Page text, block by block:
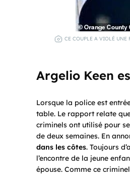
CE COUPLE A VIOLÉ UNE
Argelio Keen
Lorsque la police est
table. Le rapport relate
criminels ont utilisé pour
de deux semaines. En
dans les côtes. Toujours
l’encontre de la jeune
épouse. Comme ce